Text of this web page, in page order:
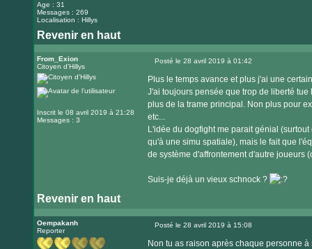
Age : 31
Messages : 269
Localisation : Hillys
Revenir en haut
From_Exion
Citoyen d'Hillys
Inscrit le 08 avril 2019 à 21:28
Messages : 3
Posté le 28 avril 2019 à 01:42
Plus le temps avance et plus j'ai une
J'ai toujours pensée que trop de liberté
plus de la trame principal. Non plus pour
etc...
L'idée du dogfight me parait génial
qu'à une simu spatiale), mais le fait que
de système d'affrontement d'autre joueurs
Suis-je déjà un vieux schnock ?
Revenir en haut
Oempakanh
Reporter
Posté le 28 avril 2019 à 15:08
Non tu as raison après chaque personne